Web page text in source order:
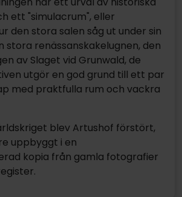
ett "simulacrum", eller
den stora salen såg ut under sin
stora renässanskakelugnen, den
av Slaget vid Grunwald, de
utgör en god grund till ett par
med praktfulla rum och vackra
blev Artushof förstört,
uppbyggt i en
kopia från gamla fotografier